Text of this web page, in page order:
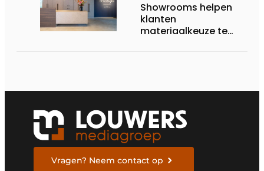
Showrooms helpen
klanten
materiaalkeuze te
Vragen? Neem contact op